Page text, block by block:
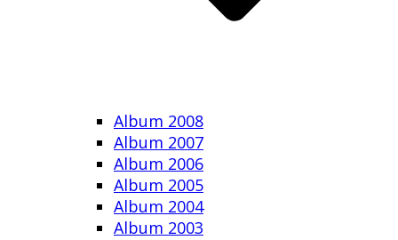
Album 2008
Album 2007
Album 2006
Album 2005
Album 2004
Album 2003